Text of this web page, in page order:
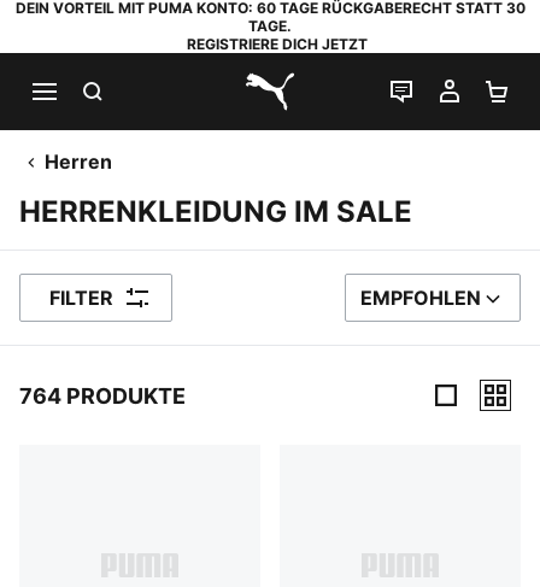
DEIN VORTEIL MIT PUMA KONTO: 60 TAGE RÜCKGABERECHT STATT 30
TAGE.
REGISTRIERE DICH JETZT
PUMA.com
LIVE-CHAT
MEIN
Herren
HERRENKLEIDUNG IM SALE
FILTER SORTIEREN NACH
EMPFOHLEN
764 PRODUKTE